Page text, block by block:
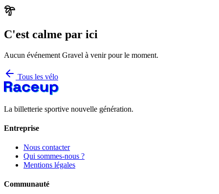
C'est calme par ici
Aucun événement Gravel à venir pour le moment.
Tous les vélo
La billetterie sportive nouvelle génération.
Entreprise
Nous contacter
Qui sommes-nous ?
Mentions légales
Communauté